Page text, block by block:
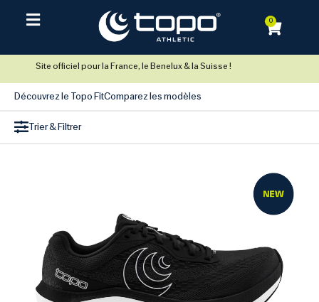
0
Site officiel pour la France, le Benelux & la Suisse !
Découvrez le Topo FitComparez les modèles
Trier & Filtrer